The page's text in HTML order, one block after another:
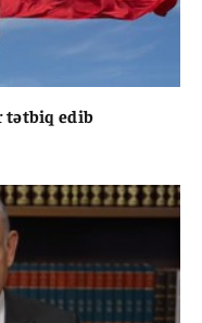
tətbiq edib